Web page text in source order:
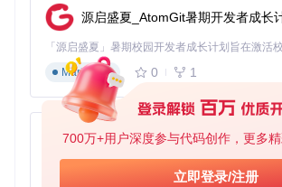
700万+用户深度参与代码创作，更多
立即登录/注册
源启盛夏_AtomGit暑期开发者成长
Markdown
0 1
py-xiaozhi